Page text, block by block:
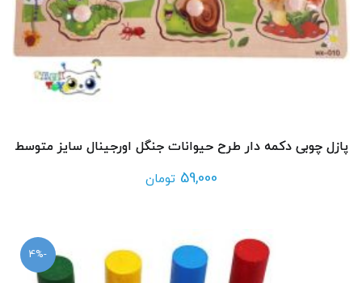
پازل چوبی دکمه دار طرح حیوانات جنگل اورجینال سایز متوسط
59,000 تومان
-4%